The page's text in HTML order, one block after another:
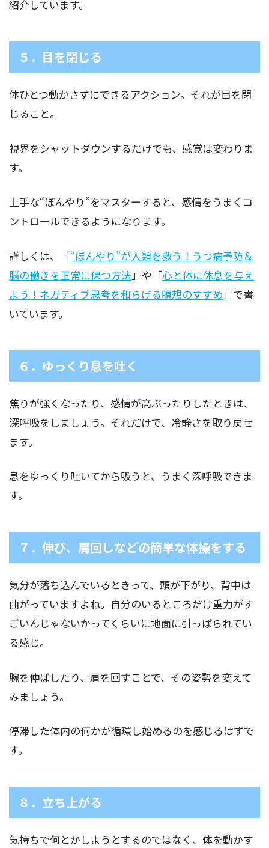
紹介しています。
５．目を閉じる
体ひとつ動かさずにできるアクション。それが目を閉
じること。
視界をシャットダウンするだけでも、感覚は変わりま
す。
上手な“ぼんやり”をマスターすると、感情をうまくコ
ントロールできるようになります。
詳しくは、「“ぼんやり”が人類を救う！うつ病予防＆
脳の働きを正常に保つ方法 」や「心と体に休息を与え
よう！ネガティブ思考を和らげる瞑想のすすめ 」で書
いています。
６．ゆっくり息を吐く
焦りが強くなったり、感情が高ぶったりしたときは、
深呼吸をしましょう。それだけで、冷静さを取り戻せ
ます。
息をゆっくり吐いてから吸うと、うまく深呼吸できま
す。
７．伸び、肩回しなどの簡単な体操をする
気分が落ち込んでいるときって、頭が下がり、背中は
曲がっていますよね。自分のいるところだけ重力がす
ごいんじゃないかってくらいに地面に引っぱられてい
る感じ。
腕を伸ばしたり、肩を回すことで、その姿勢を変えて
みましょう。
停滞した体内の何かが循環し始めるのを感じるはずで
す。
８．立ち上がる
気持ちで何とかしようとするのではなく、体を動かす